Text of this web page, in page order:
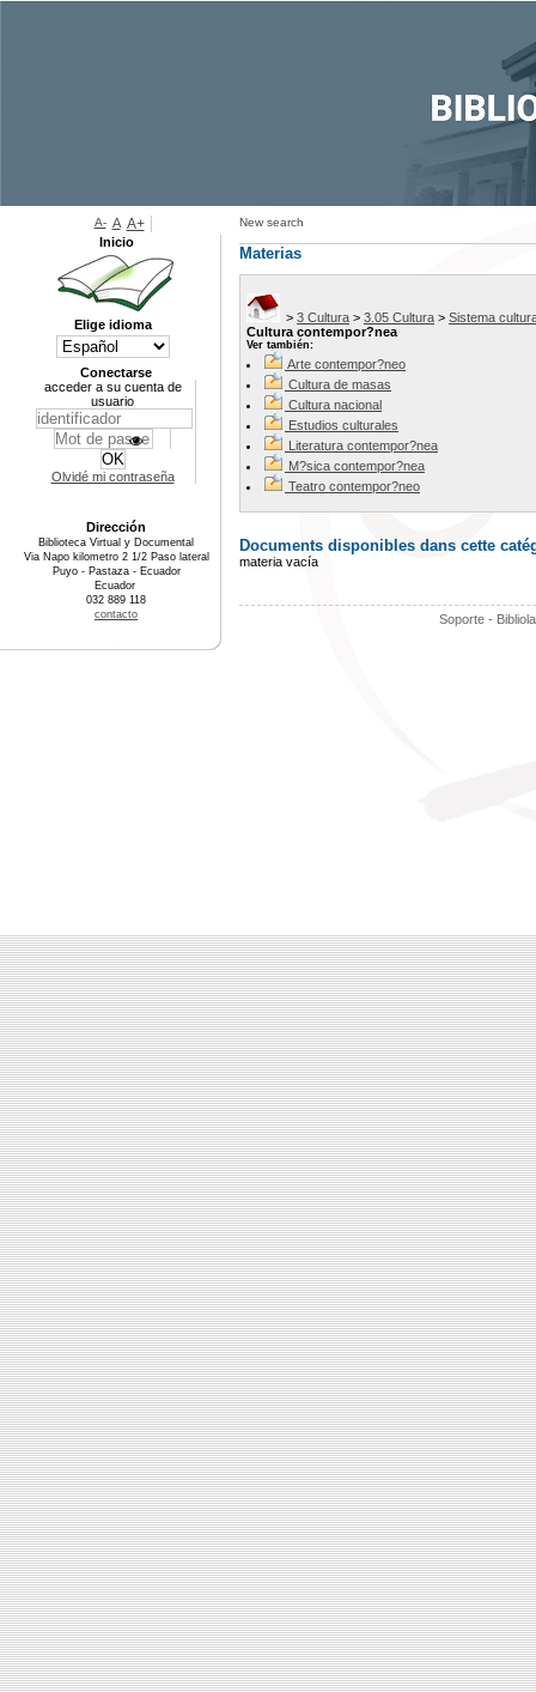
New search
Materias
> 3 Cultura > 3.05 Cultura > Sistema
Cultura contempor?nea
Ver también:
Arte contempor?neo
Cultura de masas
Cultura nacional
Estudios culturales
Literatura contempor?nea
M?sica contempor?nea
Teatro contempor?neo
Documents disponibles dans cette
materia vacía
Soporte -
A- A A+
Inicio
Elige idioma
Conectarse
acceder a su cuenta de
usuario
Olvidé mi contraseña
Dirección
Biblioteca Virtual y Documental
Via Napo kilometro 2 1/2 Paso lateral
Puyo - Pastaza - Ecuador
Ecuador
032 889 118
contacto